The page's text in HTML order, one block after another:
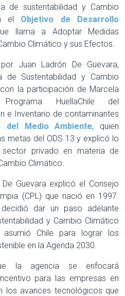
de sustentabilidad y Cambio
el Objetivo de Desarrollo
llama a Adoptar Medidas
Climático y sus Efectos.
Juan Ladrón De Guevara,
de Sustentabilidad y Cambio
la participación de Marcela
HuellaChile del
e Inventario de contaminantes
del Medio Ambiente, quien
metas del ODS 13 y explicó lo
privado en materia de
Climático.
Guevara explicó el Consejo
(CPL) que nació en 1997.
dar un paso adelante
y Cambio Climático
Chile para lograr los
en la Agenda 2030.
la agencia se enfocará
para las empresas en
los avances tecnológicos que